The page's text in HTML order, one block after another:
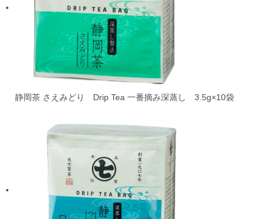
静岡茶 さえみどり Drip Tea 一番摘み深蒸し 3.5g×10袋